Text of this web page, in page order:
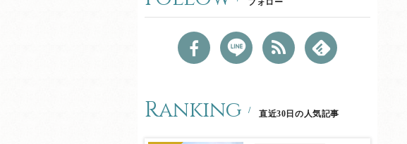
フォロー
Ranking 直近30日の人気記事